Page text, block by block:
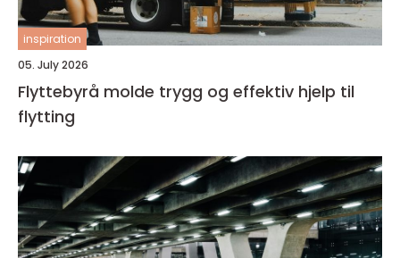
inspiration
05. July 2026
Flyttebyrå molde trygg og effektiv hjelp til
flytting